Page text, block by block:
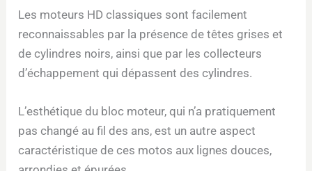
Les moteurs HD classiques sont facilement
reconnaissables par la présence de têtes grises et
de cylindres noirs, ainsi que par les collecteurs
d’échappement qui dépassent des cylindres.
L’esthétique du bloc moteur, qui n’a pratiquement
pas changé au fil des ans, est un autre aspect
caractéristique de ces motos aux lignes douces,